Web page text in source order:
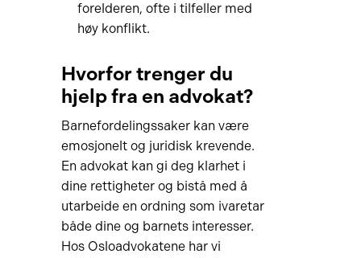
forelderen, ofte i tilfeller med
høy konflikt.
Hvorfor trenger du
hjelp fra en advokat?
Barnefordelingssaker kan være
emosjonelt og juridisk krevende.
En advokat kan gi deg klarhet i
dine rettigheter og bistå med å
utarbeide en ordning som ivaretar
både dine og barnets interesser.
Hos Osloadvokatene har vi